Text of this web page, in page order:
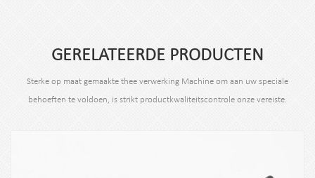
GERELATEERDE PRODUCTEN
Sterke op maat gemaakte thee verwerking Machine om aan uw speciale
behoeften te voldoen, is strikt productkwaliteitscontrole onze vereiste.